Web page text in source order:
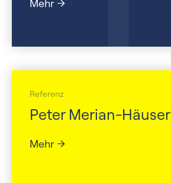
Mehr
Referenz
Peter Merian-Häuser
Mehr